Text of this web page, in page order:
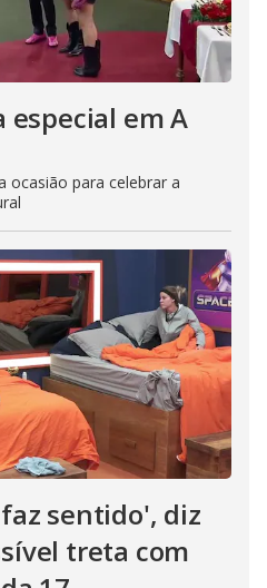
especial em A
ocasião para celebrar a
sentido', diz
treta com